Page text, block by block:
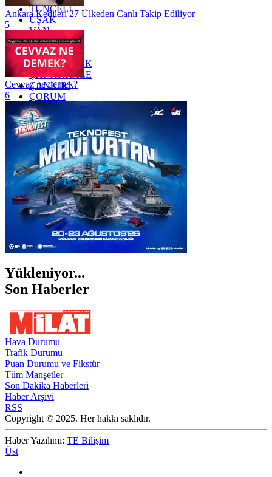
TUNCELİ
UŞAK
VAN
YALOVA
YOZGAT
ZONGULDAK
ÇANAKKALE
ÇANKIRI
ÇORUM
İSTANBUL
İZMİR
ŞANLIURFA
ŞIRNAK
Ankara Kedileri 27 Ülkeden Canlı Takip Ediliyor
5
Cevvaz ne demek?
6
Yükleniyor...
Son Haberler
Hava Durumu
Trafik Durumu
Puan Durumu ve Fikstür
Tüm Manşetler
Son Dakika Haberleri
Haber Arşivi
RSS
Copyright © 2025. Her hakkı saklıdır.
Haber Yazılımı: TE Bilişim
Üst